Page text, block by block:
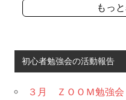
もっ
初心者勉強会の活動報告
３月 ＺＯＯＭ勉強会